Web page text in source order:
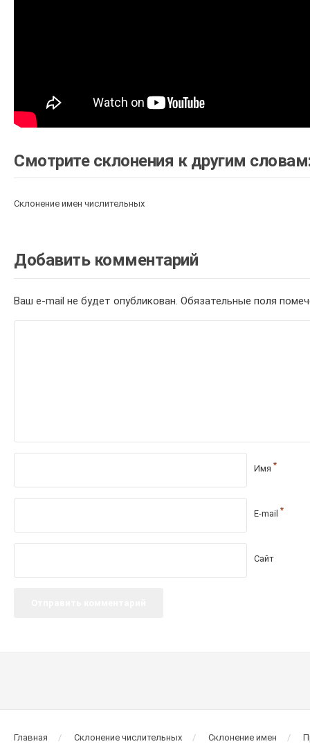
Смотрите склонения к другим
Склонение имен числительных
Добавить комментарий
Ваш e-mail не будет опубликован. Обязательные поля
Имя *
E-mail *
Сайт
Главная Склонение числительных Склонение имен